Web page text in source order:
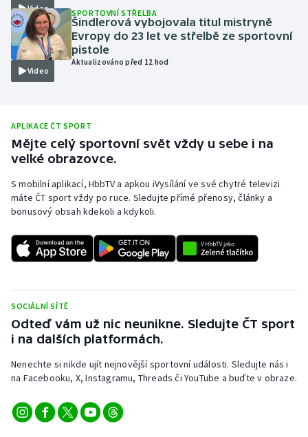
Plavání
Plážový volejbal
Rychlobruslení
Rychlostní kanoistika
Short track
Sportovní střelba
Stolní tenis
Veslování
Volejbal
Ostatní
Video
Video
SPORTOVNÍ STŘELBA
Šindlerová vybojovala titul mistryně
Evropy do 23 let ve střelbě ze sportovní
pistole
Aktualizováno před 12 hod
APLIKACE ČT SPORT
Mějte celý sportovní svět vždy u sebe i na
velké obrazovce.
S mobilní aplikací, HbbTV a apkou iVysílání ve své chytré televizi
máte ČT sport vždy po ruce. Sledujte přímé přenosy, články a
bonusový obsah kdekoli a kdykoli.
SOCIÁLNÍ SÍTĚ
Odteď vám už nic neunikne. Sledujte ČT sport
i na dalších platformách.
Nenechte si nikde ujít nejnovější sportovní události. Sledujte nás i
na Facebooku, X, Instagramu, Threads či YouTube a buďte v obraze.